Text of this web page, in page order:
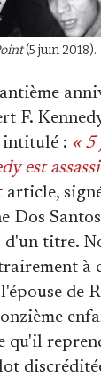
à Vera
(5 juin 2018).
F.
: « 5
est
article,
Dos
titre.
à
de
qu'il